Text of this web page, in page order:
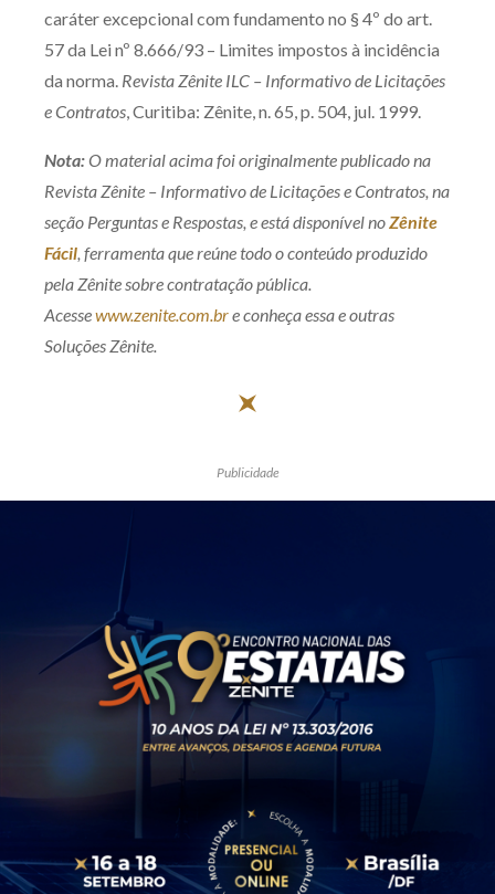
caráter excepcional com fundamento no § 4º do art.
57 da Lei nº 8.666/93 – Limites impostos à incidência
da norma. Revista Zênite ILC – Informativo de Licitações
e Contratos, Curitiba: Zênite, n. 65, p. 504, jul. 1999.
Nota:O material acima foi originalmente publicado na
Revista Zênite – Informativo de Licitações e Contratos, na
seção Perguntas e Respostas, e está disponível noZênite
Fácil, ferramenta que reúne todo o conteúdo produzido
pela Zênite sobre contratação pública.
Acessewww.zenite.com.bre conheça essa e outras
Soluções Zênite.
Publicidade